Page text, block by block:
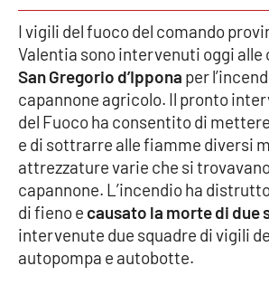
Meteo
Editoriali
VIDEO
Ambiente
Cronaca
Cultura
I vigili del fuoco del comando
Valentia sono intervenuti oggi alle
San Gregorio d’Ippona per
capannone agricolo. Il pronto
del Fuoco ha consentito di
e di sottrarre alle fiamme diversi
attrezzature varie che si
capannone. L’incendio ha
di fieno e causato la morte di due
intervenute due squadre di vigili
autopompa e autobotte.